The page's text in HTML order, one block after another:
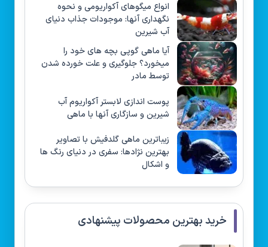
انواع میگوهای آکواریومی و نحوه
نگهداری آنها: موجودات جذاب دنیای
آب شیرین
آیا ماهی گوپی بچه های خود را
میخورد؟ جلوگیری و علت خورده شدن
توسط مادر
پوست اندازی لابستر آکواریوم آب
شیرین و سازگاری آنها با ماهی
زیباترین ماهی گلدفیش با تصاویر
بهترین نژادها: سفری در دنیای رنگ ها
و اشکال
خرید بهترین محصولات پیشنهادی